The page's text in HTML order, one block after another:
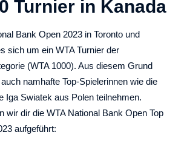
Turnier in Kanada
Bank Open 2023 in Toronto und
sich um ein WTA Turnier der
(WTA 1000). Aus diesem Grund
namhafte Top-Spielerinnen wie die
Iga Swiatek aus Polen teilnehmen.
wir dir die WTA National Bank Open Top
aufgeführt: